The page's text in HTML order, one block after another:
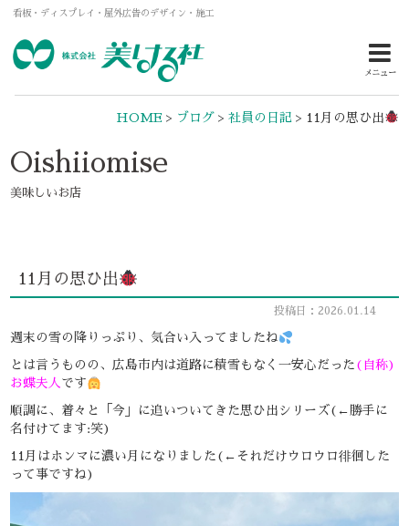
看板・ディスプレイ・屋外広告のデザイン・施工
メニュー
HOME> ブログ> 社員の日記 > 11月の思ひ出
Oishiiomise
美味しいお店
11月の思ひ出
投稿日：2026.01.14
週末の雪の降りっぷり、気合い入ってましたね
とは言うものの、広島市内は道路に積雪もなく一安心だった (自称)
お蝶夫人 です
順調に、着々と「今」に追いついてきた思ひ出シリーズ(←勝手に
名付けてます:笑)
11月はホンマに濃い月になりました(←それだけウロウロ徘徊した
って事ですね)